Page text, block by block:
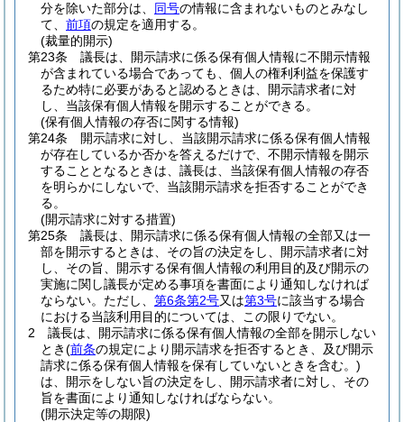
分を除いた部分は、 同号の情報に含まれないものとみなし
て、 前項の規定を適用する。
(裁量的開示)
第23条
議長は、開示請求に係る保有個人情報に不開示情報
が含まれている場合であっても、個人の権利利益を保護す
るため特に必要があると認めるときは、開示請求者に対
し、当該保有個人情報を開示することができる。
(保有個人情報の存否に関する情報)
第24条
開示請求に対し、当該開示請求に係る保有個人情報
が存在しているか否かを答えるだけで、不開示情報を開示
することとなるときは、議長は、当該保有個人情報の存否
を明らかにしないで、当該開示請求を拒否することができ
る。
(開示請求に対する措置)
第25条
議長は、開示請求に係る保有個人情報の全部又は一
部を開示するときは、その旨の決定をし、開示請求者に対
し、その旨、開示する保有個人情報の利用目的及び開示の
実施に関し議長が定める事項を書面により通知しなければ
ならない。 ただし、 第6条第2号又は第3号に該当する場合
における当該利用目的については、この限りでない。
2
議長は、開示請求に係る保有個人情報の全部を開示しない
とき(前条の規定により開示請求を拒否するとき、及び開示
請求に係る保有個人情報を保有していないときを含む。)
は、開示をしない旨の決定をし、開示請求者に対し、その
旨を書面により通知しなければならない。
(開示決定等の期限)